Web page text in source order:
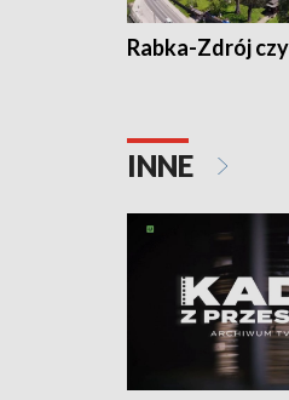
Rabka-Zdrój
INNE